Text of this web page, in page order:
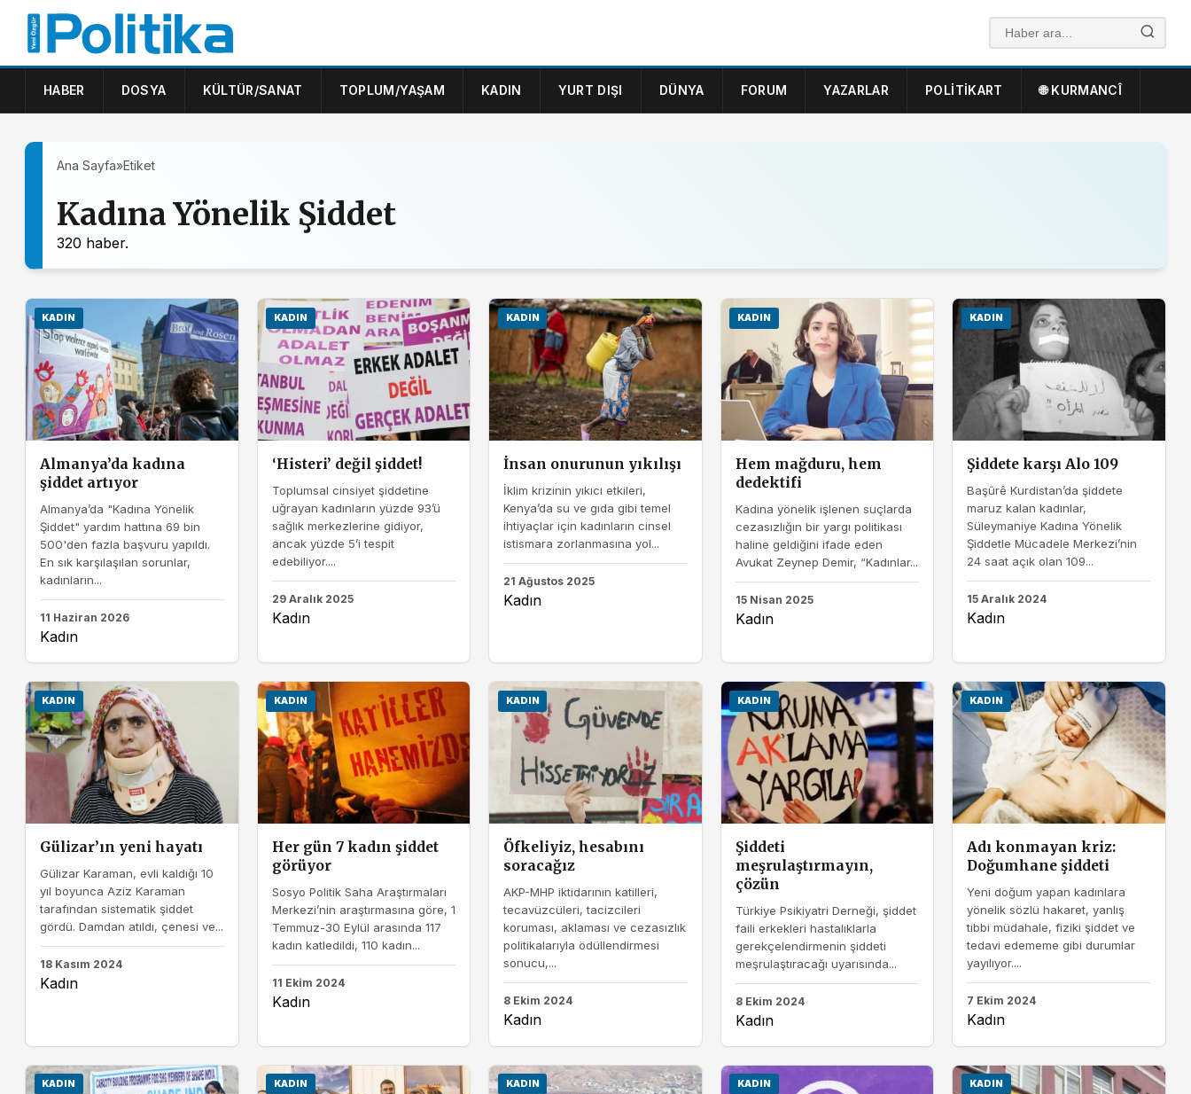
HABER DOSYA KÜLTÜR/SANAT TOPLUM/YAŞAM KADIN YURT DIŞI DÜNYA FORUM YAZARLAR POLITIKART 🌐 KURMANCÎ
Ana Sayfa»Etiket
Kadına Yönelik Şiddet
320 haber.
KADIN
Almanya’da kadına
şiddet artıyor
Almanya’da "Kadına Yönelik
Şiddet" yardım hattına 69 bin
500'den fazla başvuru yapıldı.
En sık karşılaşılan sorunlar,
kadınların...
11 Haziran 2026
Kadın
KADIN
‘Histeri’ değil şiddet!
Toplumsal cinsiyet şiddetine
uğrayan kadınların yüzde 93’ü
sağlık merkezlerine gidiyor,
ancak yüzde 5’i tespit
edebiliyor....
29 Aralık 2025
Kadın
KADIN
İnsan onurunun yıkılışı
İklim krizinin yıkıcı etkileri,
Kenya’da su ve gıda gibi temel
ihtiyaçlar için kadınların cinsel
istismara zorlanmasına yol...
21 Ağustos 2025
Kadın
KADIN
Hem mağduru, hem
dedektifi
Kadına yönelik işlenen suçlarda
cezasızlığın bir yargı politikası
haline geldiğini ifade eden
Avukat Zeynep Demir, “Kadınlar...
15 Nisan 2025
Kadın
KADIN
Şiddete karşı Alo 109
Başûrê Kurdistan’da şiddete
maruz kalan kadınlar,
Süleymaniye Kadına Yönelik
Şiddetle Mücadele Merkezi’nin
24 saat açık olan 109...
15 Aralık 2024
Kadın
KADIN
Gülizar’ın yeni hayatı
Gülizar Karaman, evli kaldığı 10
yıl boyunca Aziz Karaman
tarafından sistematik şiddet
gördü. Damdan atıldı, çenesi ve...
18 Kasım 2024
Kadın
KADIN
Her gün 7 kadın şiddet
görüyor
Sosyo Politik Saha Araştırmaları
Merkezi’nin araştırmasına göre, 1
Temmuz-30 Eylül arasında 117
kadın katledildi, 110 kadın...
11 Ekim 2024
Kadın
KADIN
Öfkeliyiz, hesabını
soracağız
AKP-MHP iktidarının katilleri,
tecavüzcüleri, tacizcileri
koruması, aklaması ve cezasızlık
politikalarıyla ödüllendirmesi
sonucu,...
8 Ekim 2024
Kadın
KADIN
Şiddeti
meşrulaştırmayın,
çözün
Türkiye Psikiyatri Derneği, şiddet
faili erkekleri hastalıklarla
gerekçelendirmenin şiddeti
meşrulaştıracağı uyarısında...
8 Ekim 2024
Kadın
KADIN
Adı konmayan kriz:
Doğumhane şiddeti
Yeni doğum yapan kadınlara
yönelik sözlü hakaret, yanlış
tıbbi müdahale, fiziki şiddet ve
tedavi edememe gibi durumlar
yayılıyor....
7 Ekim 2024
Kadın
KADIN KADIN KADIN KADIN KADIN